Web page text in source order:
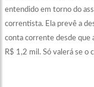
entendido em torno do
correntista. Ela prevê a
conta corrente desde que
R$ 1,2 mil. Só valerá se